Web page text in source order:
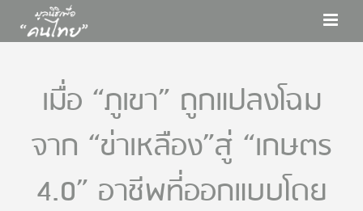
เมื่อ “ภูเขา” ถูกแปลงโฉม
จาก “ข่าเหลือง”สู่ “เกษตร
4.0” อาชีพที่ออกแบบโดย